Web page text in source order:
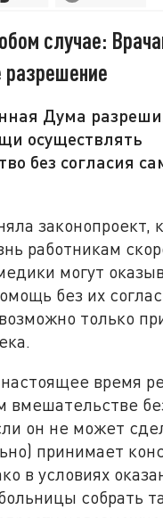
случае:
разрешение
Дума
осуществлять
без согласия
законопроект,
работникам
могут
без их
только
время
вмешательстве
он не может
принимает
в условиях
собрать